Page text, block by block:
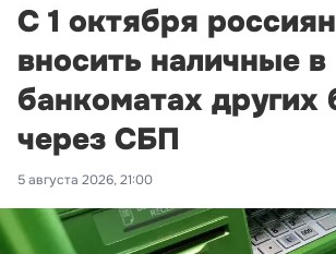
С 1 октября
вносить наличные в
банкоматах других
через СБП
5 августа 2026, 21:00